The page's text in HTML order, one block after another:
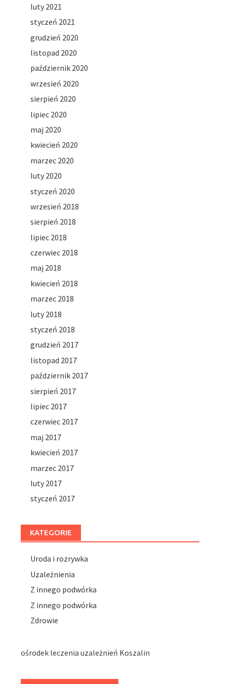
luty 2021
styczeń 2021
grudzień 2020
listopad 2020
październik 2020
wrzesień 2020
sierpień 2020
lipiec 2020
maj 2020
kwiecień 2020
marzec 2020
luty 2020
styczeń 2020
wrzesień 2018
sierpień 2018
lipiec 2018
czerwiec 2018
maj 2018
kwiecień 2018
marzec 2018
luty 2018
styczeń 2018
grudzień 2017
listopad 2017
październik 2017
sierpień 2017
lipiec 2017
czerwiec 2017
maj 2017
kwiecień 2017
marzec 2017
luty 2017
styczeń 2017
KATEGORIE
Uroda i rozrywka
Uzależnienia
Z innego podwórka
Z innego podwórka
Zdrowie
ośrodek leczenia uzależnień Koszalin